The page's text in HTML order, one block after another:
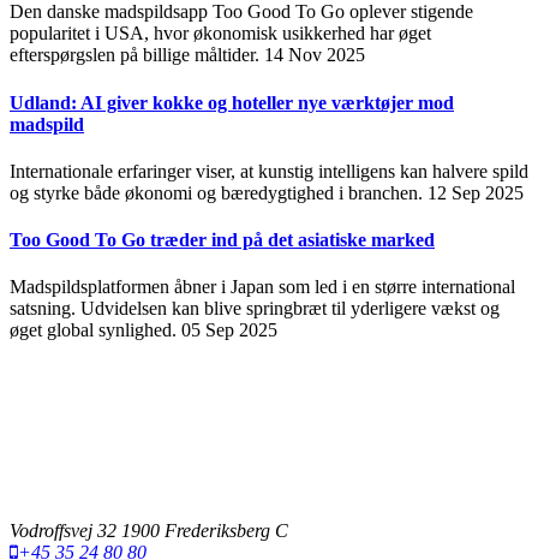
Den danske madspildsapp Too Good To Go oplever stigende
popularitet i USA, hvor økonomisk usikkerhed har øget
efterspørgslen på billige måltider. 14 Nov 2025
Udland: AI giver kokke og hoteller nye værktøjer mod
madspild
Internationale erfaringer viser, at kunstig intelligens kan halvere spild
og styrke både økonomi og bæredygtighed i branchen. 12 Sep 2025
Too Good To Go træder ind på det asiatiske marked
Madspildsplatformen åbner i Japan som led i en større international
satsning. Udvidelsen kan blive springbræt til yderligere vækst og
øget global synlighed. 05 Sep 2025
Vodroffsvej 32 1900 Frederiksberg C
+45 35 24 80 80